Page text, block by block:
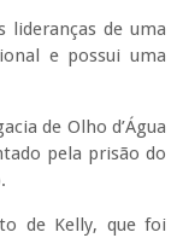
lideranças de uma
e possui uma
de Olho d’Água
pela prisão do
de Kelly, que foi